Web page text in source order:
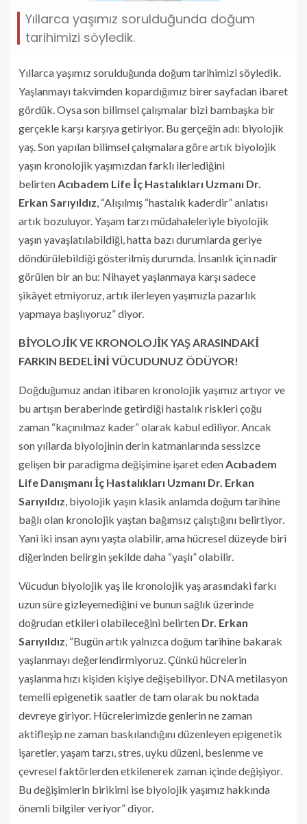
Yıllarca yaşımız sorulduğunda doğum
tarihimizi söyledik.
Yıllarca yaşımız sorulduğunda doğum tarihimizi söyledik.
Yaşlanmayı takvimden kopardığımız birer sayfadan ibaret
gördük. Oysa son bilimsel çalışmalar bizi bambaşka bir
gerçekle karşı karşıya getiriyor. Bu gerçeğin adı: biyolojik
yaş. Son yapılan bilimsel çalışmalara göre artık biyolojik
yaşın kronolojik yaşımızdan farklı ilerlediğini
belirten Acıbadem Life İç Hastalıkları Uzmanı Dr.
Erkan Sarıyıldız , “Alışılmış “hastalık kaderdir” anlatısı
artık bozuluyor. Yaşam tarzı müdahaleleriyle biyolojik
yaşın yavaşlatılabildiği, hatta bazı durumlarda geriye
döndürülebildiği gösterilmiş durumda. İnsanlık için nadir
görülen bir an bu: Nihayet yaşlanmaya karşı sadece
şikâyet etmiyoruz, artık ilerleyen yaşımızla pazarlık
yapmaya başlıyoruz” diyor.
BİYOLOJİK VE KRONOLOJİK YAŞ ARASINDAKİ
FARKIN BEDELİNİ VÜCUDUNUZ ÖDÜYOR!
Doğduğumuz andan itibaren kronolojik yaşımız artıyor ve
bu artışın beraberinde getirdiği hastalık riskleri çoğu
zaman “kaçınılmaz kader” olarak kabul ediliyor. Ancak
son yıllarda biyolojinin derin katmanlarında sessizce
gelişen bir paradigma değişimine işaret eden Acıbadem
Life Danışmanı İç Hastalıkları Uzmanı Dr. Erkan
Sarıyıldız , biyolojik yaşın klasik anlamda doğum tarihine
bağlı olan kronolojik yaştan bağımsız çalıştığını belirtiyor.
Yani iki insan aynı yaşta olabilir, ama hücresel düzeyde biri
diğerinden belirgin şekilde daha “yaşlı” olabilir.
Vücudun biyolojik yaş ile kronolojik yaş arasındaki farkı
uzun süre gizleyemediğini ve bunun sağlık üzerinde
doğrudan etkileri olabileceğini belirten Dr. Erkan
Sarıyıldız , “Bugün artık yalnızca doğum tarihine bakarak
yaşlanmayı değerlendirmiyoruz. Çünkü hücrelerin
yaşlanma hızı kişiden kişiye değişebiliyor. DNA metilasyon
temelli epigenetik saatler de tam olarak bu noktada
devreye giriyor. Hücrelerimizde genlerin ne zaman
aktifleşip ne zaman baskılandığını düzenleyen epigenetik
işaretler, yaşam tarzı, stres, uyku düzeni, beslenme ve
çevresel faktörlerden etkilenerek zaman içinde değişiyor.
Bu değişimlerin birikimi ise biyolojik yaşımız hakkında
önemli bilgiler veriyor” diyor.